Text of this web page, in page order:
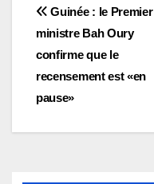
Navigation
de
l’article
Guinée : le Premier
ministre Bah Oury
confirme que le
recensement est «en
pause»